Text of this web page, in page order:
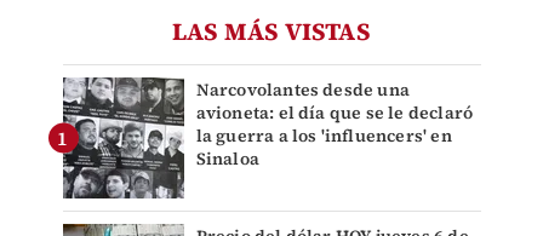
LAS MÁS VISTAS
Narcovolantes desde una
avioneta: el día que se le declaró
la guerra a los 'influencers' en
Sinaloa